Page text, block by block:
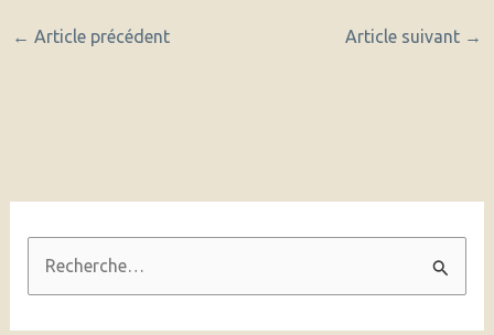
← Article précédent Article suivant →
e